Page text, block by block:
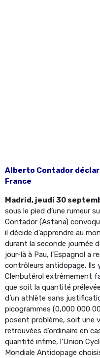
Alberto Contador
France
Madrid, jeudi 30
sous le pied d’une rumeur
Contador (Astana)
il décide d’apprendre au
durant la seconde journée
jour-là à Pau, l’Espagnol a
contrôleurs antidopage. Ils
Clenbutérol extrêmement
que soit la quantité
d’un athlète sans
picogrammes (0,000 000
posent problème, soit une
retrouvées d’ordinaire en
quantité infime, l’Union
Mondiale Antidopage